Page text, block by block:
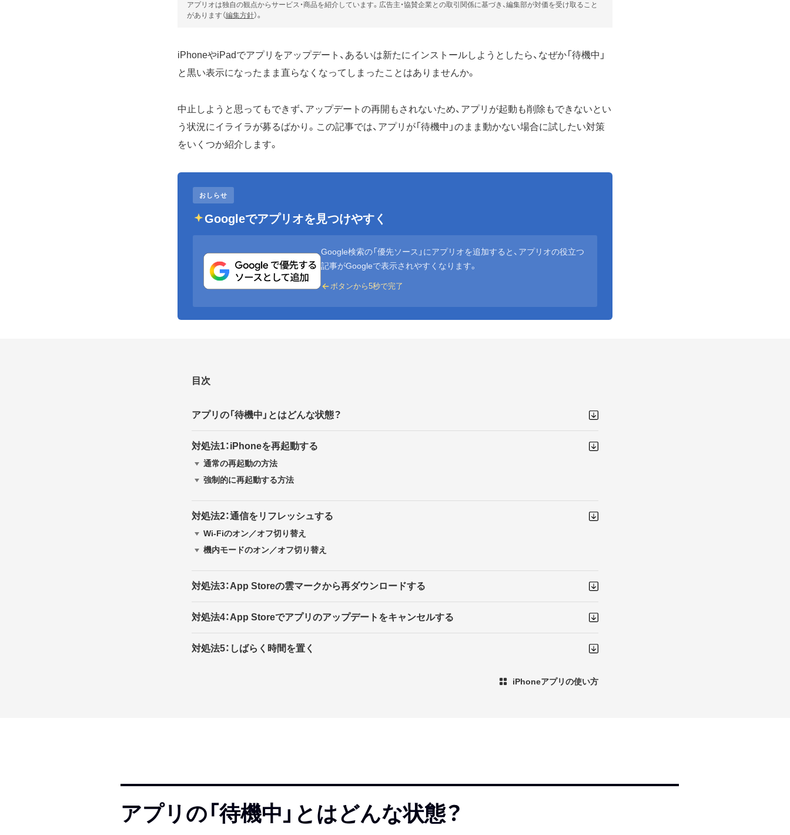
アプリオは独自の観点からサービス・商品を紹介しています。広告主・協賛企業との取引関係に基づき、編集部が対価を受け取ること
があります（編集方針）。
iPhoneやiPadでアプリをアップデート、あるいは新たにインストールしようとしたら、なぜか「待機中」
と黒い表示になったまま直らなくなってしまったことはありませんか。
中止しようと思ってもできず、アップデートの再開もされないため、アプリが起動も削除もできないとい
う状況にイライラが募るばかり。この記事では、アプリが「待機中」のまま動かない場合に試したい対策
をいくつか紹介します。
おしらせ
Googleでアプリオを見つけやすく
Google検索の「優先ソース」にアプリオを追加すると、アプリオの役立つ
記事がGoogleで表示されやすくなります。
ボタンから5秒で完了
目次
アプリの「待機中」とはどんな状態？
対処法1：iPhoneを再起動する
通常の再起動の方法
強制的に再起動する方法
対処法2：通信をリフレッシュする
Wi-Fiのオン／オフ切り替え
機内モードのオン／オフ切り替え
対処法3：App Storeの雲マークから再ダウンロードする
対処法4：App Storeでアプリのアップデートをキャンセルする
対処法5：しばらく時間を置く
iPhoneアプリの使い方
アプリの「待機中」とはどんな状態？